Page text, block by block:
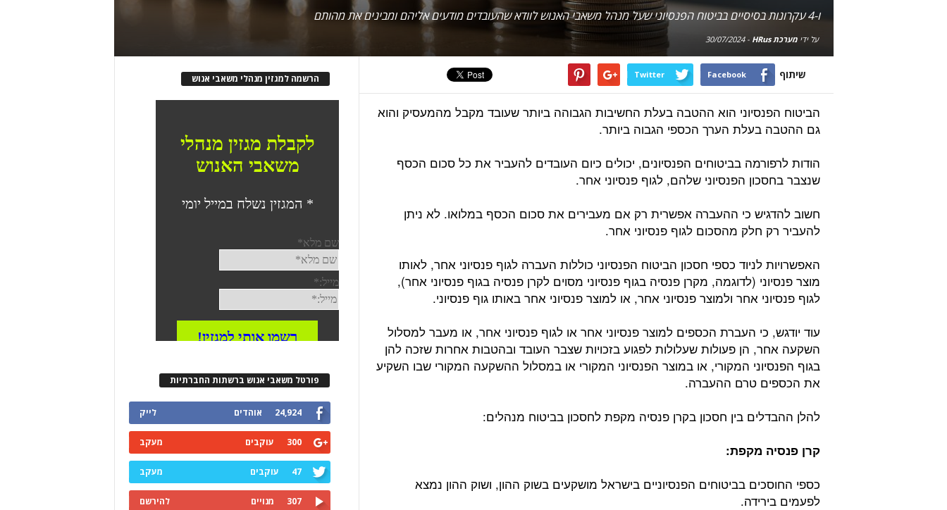
ו-4 עקרונות בסיסיים בביטוח הפנסיוני שעל מנהל משאבי האנוש לוודא שהעובדים מודעים אליהם ומבינים את מהותם
על ידימערכת HRus -
30/07/2024
שיתוף Facebook
Twitter
הביטוח הפנסיוני הוא ההטבה בעלת החשיבות הגבוהה ביותר שעובד מקבל מהמעסיק והוא
גם ההטבה בעלת הערך הכספי הגבוה ביותר.
הודות לרפורמה בביטוחים הפנסיונים, יכולים כיום העובדים להעביר את כל סכום הכסף
שנצבר בחסכון הפנסיוני שלהם, לגוף פנסיוני אחר.
חשוב להדגיש כי ההעברה אפשרית רק אם מעבירים את סכום הכסף במלואו. לא ניתן
להעביר רק חלק מהסכום לגוף פנסיוני אחר.
האפשרויות לניוד כספי חסכון הביטוח הפנסיוני כוללות העברה לגוף פנסיוני אחר, לאותו
מוצר פנסיוני (לדוגמה, מקרן פנסיה בגוף פנסיוני מסוים לקרן פנסיה בגוף פנסיוני אחר),
לגוף פנסיוני אחר ולמוצר פנסיוני אחר, או למוצר פנסיוני אחר באותו גוף פנסיוני.
עוד יודגש, כי העברת הכספים למוצר פנסיוני אחר או לגוף פנסיוני אחר, או מעבר למסלול
השקעה אחר, הן פעולות שעלולות לפגוע בזכויות שצבר העובד ובהטבות אחרות שזכה להן
בגוף הפנסיוני המקורי, או במוצר הפנסיוני המקורי או במסלול ההשקעה המקורי שבו השקיע
את הכספים טרם ההעברה.
להלן ההבדלים בין חסכון בקרן פנסיה מקפת לחסכון בביטוח מנהלים:
קרן פנסיה מקפת:
כספי החוסכים בביטוחים הפנסיוניים בישראל מושקעים בשוק ההון, ושוק ההון נמצא
לפעמים בירידה.
הרשמה למגזין מנהלי משאבי אנוש
פורטל משאבי אנוש ברשתות החברתיות
24,924 אוהדים לייק
300 עוקבים מעקב
47 עוקבים מעקב
307 מנויים להירשם